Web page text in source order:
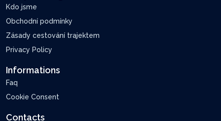
Kdo jsme
Obchodní podmínky
Zásady cestování trajektem
Privacy Policy
Informations
Faq
Cookie Consent
Contacts